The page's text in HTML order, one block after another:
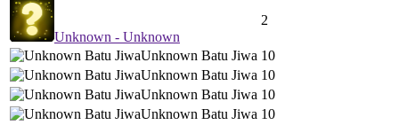
Unknown - Unknown
2
Unknown Batu Jiwa 10
Unknown Batu Jiwa 10
Unknown Batu Jiwa 10
Unknown Batu Jiwa 10